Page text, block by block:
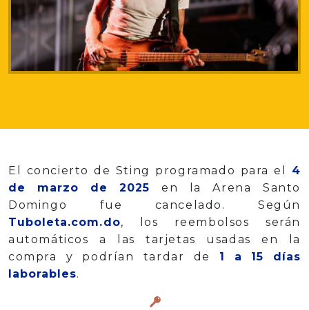
El concierto de Sting programado para el 4
de marzo de 2025 en la Arena Santo
Domingo fue cancelado. Según
Tuboleta.com.do, los reembolsos serán
automáticos a las tarjetas usadas en la
compra y podrían tardar de 1 a 15 días
laborables.